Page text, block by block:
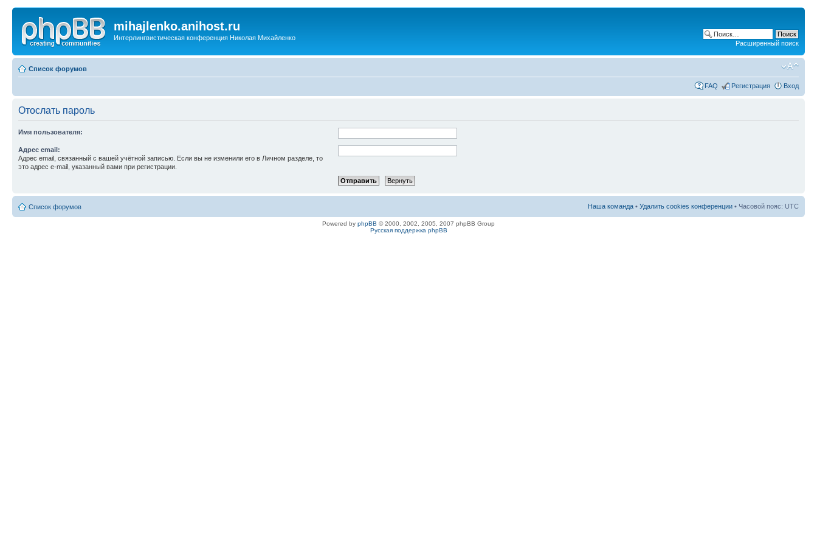
mihajlenko.anihost.ru
Интерлингвистическая конференция Николая Михайленко
Расширенный поиск
Список форумов
FAQ Регистрация Вход
Отослать пароль
Имя пользователя:
Адрес email:
Адрес email, связанный с вашей учётной записью. Если вы не изменили его в Личном разделе, то
это адрес e-mail, указанный вами при регистрации.
Список форумов Наша команда • Удалить cookies конференции • Часовой пояс: UTC
Powered by phpBB © 2000, 2002, 2005, 2007 phpBB Group
Русская поддержка phpBB